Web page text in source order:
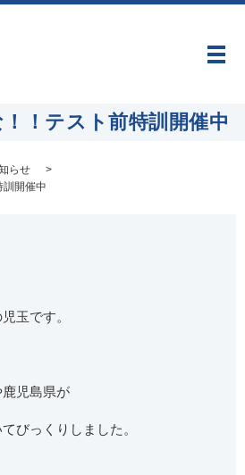
メ
！テスト前特訓開催中
らせ
訓開催中
玉です。
児島県が
びっくりしました。